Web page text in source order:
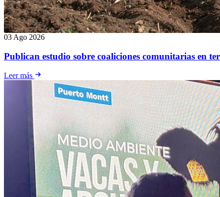
03 Ago 2026
Publican estudio sobre coaliciones comunitarias en
Leer más